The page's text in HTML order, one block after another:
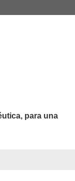
para una